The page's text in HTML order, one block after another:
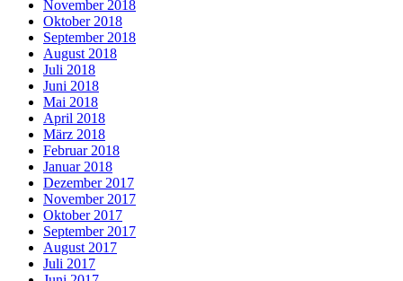
November 2018
Oktober 2018
September 2018
August 2018
Juli 2018
Juni 2018
Mai 2018
April 2018
März 2018
Februar 2018
Januar 2018
Dezember 2017
November 2017
Oktober 2017
September 2017
August 2017
Juli 2017